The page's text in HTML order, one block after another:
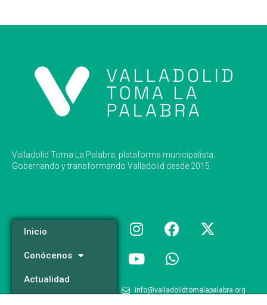
Valladolid Toma La Palabra, plataforma municipalista.
Gobernando y transformando Valladolid desde 2015.
Inicio
Conócenos
Actualidad
info@valladolidtomalapalabra.org